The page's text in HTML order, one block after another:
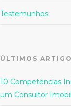
Testemunhos
ÚLTIMOS
10 Competências
um Consultor